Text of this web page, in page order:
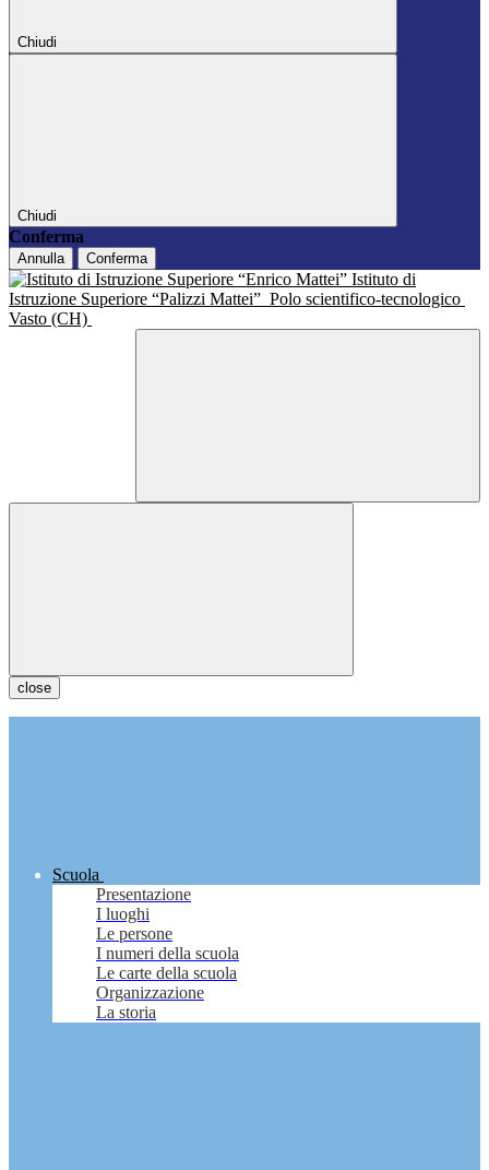
Chiudi
Chiudi
Conferma
Annulla Conferma
Istituto di
Istruzione Superiore “Palizzi Mattei” Polo scientifico-tecnologico
Vasto (CH)
close
Scuola
Presentazione
I luoghi
Le persone
I numeri della scuola
Le carte della scuola
Organizzazione
La storia